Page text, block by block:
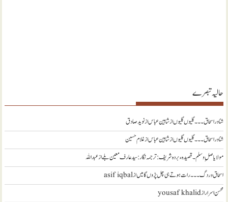
حالیہ تبصرے
شناور اسحاق ۔۔۔ گلیوں گلیوں از شاہین عباسازنويد صادق
شناور اسحاق ۔۔۔ گلیوں گلیوں از شاہین عباسازغلام حسین
مولا یا صلِ وسلم ۔قصیدہ ء بردہ شریف: ترجمہ نگار : سید عارف معین بلےازعبداللہ
اسحاق وردگ ۔۔۔ رات ہوتے ہی چل پڑوں گا میںازasif iqbal
محسن اسرارازyousaf khalid